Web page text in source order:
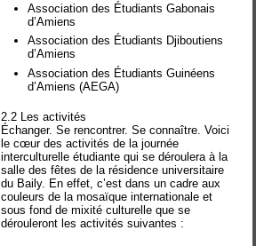
Association des Étudiants Gabonais
d’Amiens
Association des Étudiants Djiboutiens
d’Amiens
Association des Étudiants Guinéens
d’Amiens (AEGA)
2.2 Les activités
Échanger. Se rencontrer. Se connaître. Voici
le cœur des activités de la journée
interculturelle étudiante qui se déroulera à la
salle des fêtes de la résidence universitaire
du Baily. En effet, c’est dans un cadre aux
couleurs de la mosaïque internationale et
sous fond de mixité culturelle que se
dérouleront les activités suivantes :